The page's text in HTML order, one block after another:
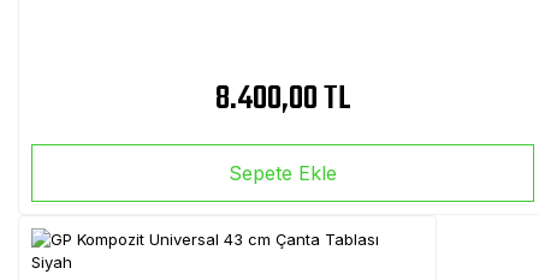
8.400,00 TL
Sepete Ekle